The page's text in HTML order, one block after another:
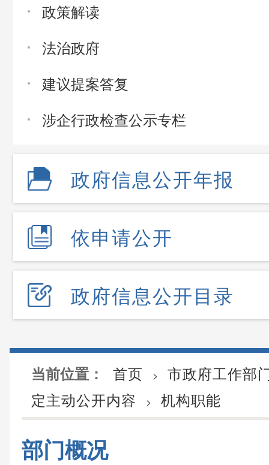
政策解读
法治政府
建议提案答复
涉企行政检查公示专栏
政府信息公开年报
依申请公开
政府信息公开目录
当前位置： 首页 >
市政府工作部
定主动公开内容
> 机构职能
部门概况